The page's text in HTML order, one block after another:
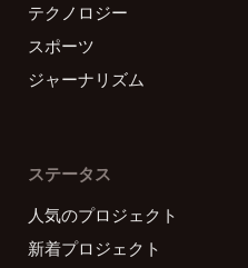
テクノロジー
スポーツ
ジャーナリズム
ステータス
人気のプロジェクト
新着プロジェクト